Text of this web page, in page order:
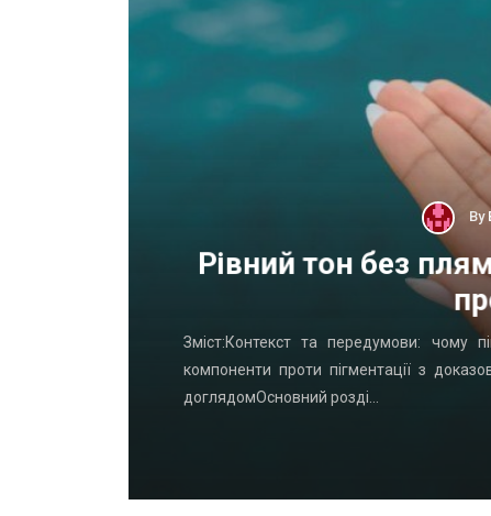
By
Рівний тон без
Зміст:Контекст та передумови: чому
компоненти проти пігментації з
доглядомОсновний розді…